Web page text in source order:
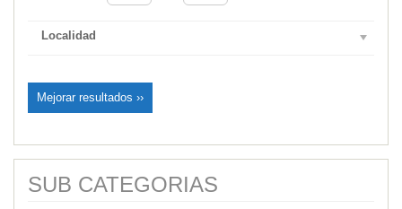
Localidad
Mejorar resultados ››
SUB CATEGORIAS